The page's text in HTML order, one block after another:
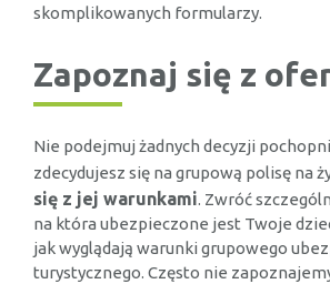
skomplikowanych formularzy.
Zapoznaj się z
Nie podejmuj żadnych decyzji
zdecydujesz się na grupową polisę na
się z jej warunkami. Zwróć
na która ubezpieczone jest Twoje
jak wyglądają warunki grupowego
turystycznego. Często nie